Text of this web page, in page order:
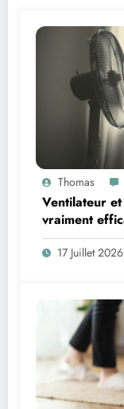
Thomas
Ventilateur
vraiment
17 Juillet 2026